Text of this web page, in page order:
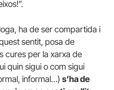
ha de ser compartida i
sentit, posa de
cures per la xarxa de
quin sigui o com sigui
informal…) s’ha de